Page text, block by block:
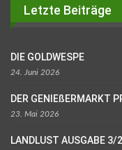
Letzte Beiträge
DIE GOLDWESPE
24. Juni 2026
DER GENIEßERMARKT
23. Mai 2026
LANDLUST AUSGABE